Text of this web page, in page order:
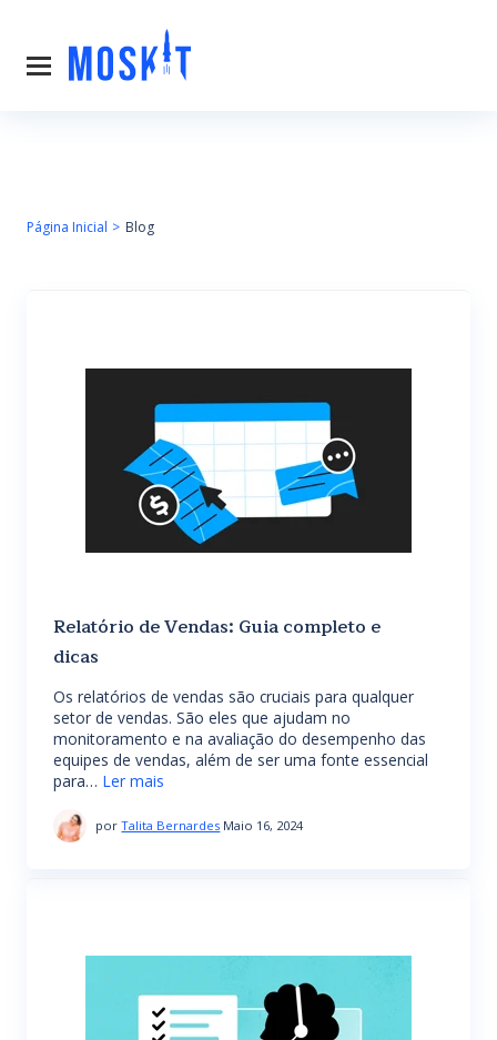
Página Inicial Blog
Relatório de Vendas: Guia completo e
dicas
Os relatórios de vendas são cruciais para qualquer
setor de vendas. São eles que ajudam no
monitoramento e na avaliação do desempenho das
equipes de vendas, além de ser uma fonte essencial
para… Ler mais
porTalita Bernardes Maio 16, 2024